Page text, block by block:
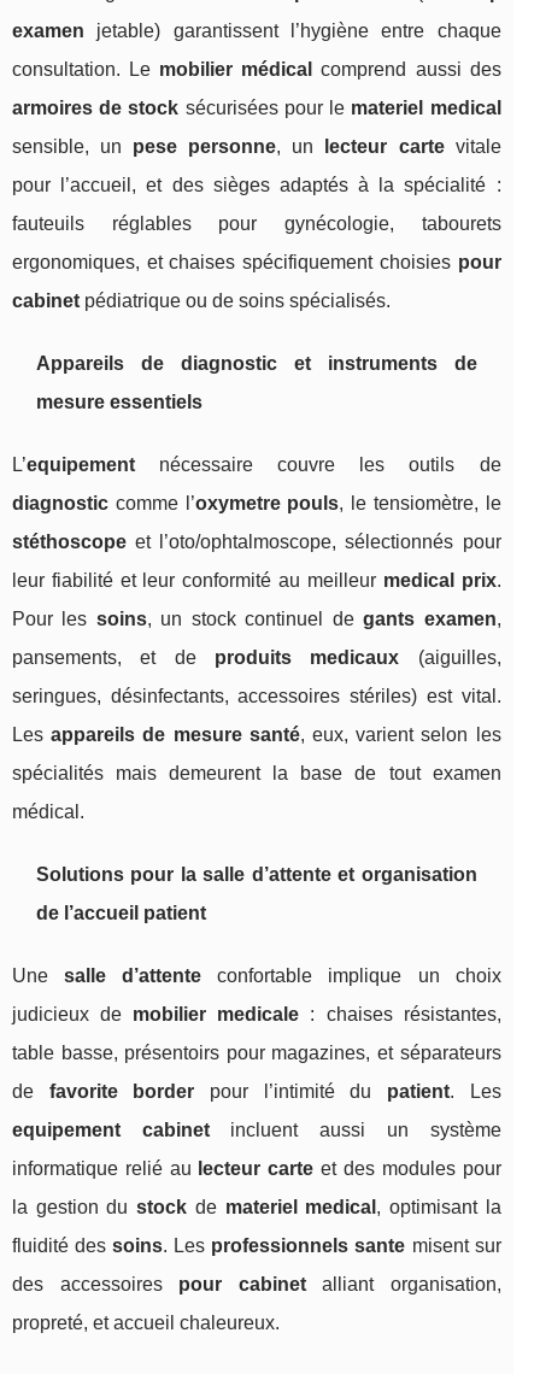
examen jetable) garantissent l’hygiène entre chaque
consultation. Le mobilier médical
comprend aussi des
armoires de stock sécurisées pour le materiel medical
sensible, un pese personne, un lecteur cartevitale
pour l’accueil, et des sièges adaptés à la spécialité :
fauteuils réglables pour gynécologie, tabourets
ergonomiques, et chaises spécifiquement choisies pour
cabinet pédiatrique ou de soins spécialisés.
Appareils de diagnostic et instruments de
mesure essentiels
L’equipement nécessaire couvre les outils de
diagnostic comme l’oxymetre pouls, le tensiomètre, le
stéthoscope et l’oto/ophtalmoscope, sélectionnés pour
leur fiabilité et leur conformité au meilleur medical prix.
Pour les soins, un stock continuel degants examen,
pansements, et de produits medicaux (aiguilles,
seringues, désinfectants, accessoires stériles) est vital.
Lesappareils de mesure santé, eux, varient selon les
spécialités mais demeurent la base de tout examen
médical.
Solutions pour la salle d’attente et organisation
de l’accueil patient
Unesalle d’attente confortable implique un choix
judicieux de mobilier medicale : chaises résistantes,
table basse, présentoirs pour magazines, et séparateurs
de favorite border pour l’intimité du patient. Les
equipement cabinetincluent aussi un système
informatique relié au lecteur carte et des modules pour
la gestion dustock de materiel medical , optimisant la
fluidité dessoins. Les professionnels sante misent sur
des accessoires pour cabinetalliant organisation,
propreté, et accueil chaleureux.